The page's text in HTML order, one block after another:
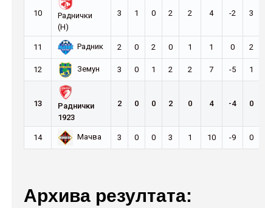
10
Раднички
(Н)
3 1 0 2 2 4 -2 3
11 Радник 2 0 2 0 1 1 0 2
12 Земун 3 0 1 2 2 7 -5 1
13
Раднички
1923
2 0 0 2 0 4 -4 0
14 Мачва 3 0 0 3 1 10 -9 0
Архива резултата: